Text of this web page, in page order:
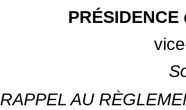
RAPPEL AU